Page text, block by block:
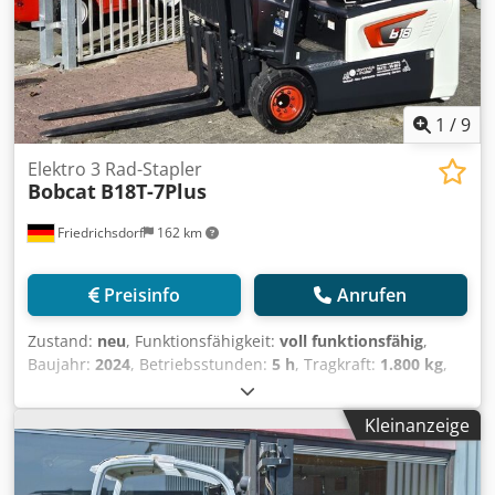
Betriebsstunden: 10.041 h AUSSTATTUNG
Chedpfxezrmmre Afwja Seitenverschiebung Halbkabine
Arbeitsscheinwerfer Nicht markierende Reifen CE-
Kennzeichnung Dokumentation
1 /9
Friedrichsdorf 162 km
Elektro 3 Rad-Stapler
Bobcat B18T-7Plus
Preisinfo Anrufen
Zustand: neu, Funktionsfähigkeit: voll funktionsfähig,
Baujahr: 2024, Betriebsstunden: 5 h, Tragkraft: 1.800 kg,
, Freihub:
elektrisch, Masttyp:Triplex, Bauhöhe:2.130 mm, Leistung:
6 kW (8,16 PS), Gabelträgerbreite:902 mm, Gabellänge:
1.200 mm, Leergewicht:3.250 kg, Gesamtlänge:1.991 mm
Antriebsart:Elektro, Baubreite:1.090 mm
, Elektro 3 Rad-
Kleinanzeige